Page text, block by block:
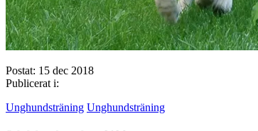
Postat: 15 dec 2018
Publicerat i:
Unghundsträning Unghundsträning